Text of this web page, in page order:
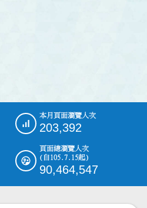
本月頁面瀏覽人次
203,392
頁面總瀏覽人次
(自105.7.15起)
90,464,547